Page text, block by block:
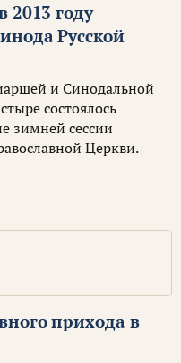
2013 году
Русской
и Синодальной
состоялось
зимней сессии
Церкви.
прихода в